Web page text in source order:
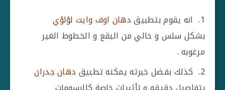
انه يقوم بتطبيقدهان اوف وايت لؤلؤي
بشكل سلس و خالي من البقع و الخطوط الغير
مرغوبه .
كذلك بفضل خبرته يمكنه تطبيق دهان جدران